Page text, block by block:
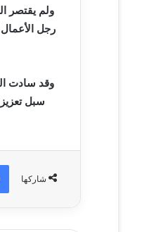
ولم يقتصر
رجل
وقد سادت
سبل
شاركها